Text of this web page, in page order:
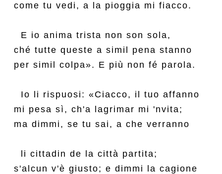
come tu vedi, a la pioggia mi fiacco.
  E io anima trista non son sola,
ché tutte queste a simil pena stanno
per simil colpa». E più non fé parola.
  Io li rispuosi: «Ciacco, il tuo affanno
mi pesa sì, ch'a lagrimar mi 'nvita;
ma dimmi, se tu sai, a che verranno
  li cittadin de la città partita;
s'alcun v'è giusto; e dimmi la cagione